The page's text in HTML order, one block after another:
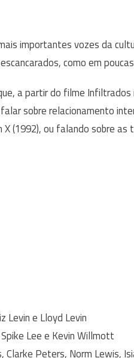
importantes vozes da
como em
a partir do filme Infiltrados
sobre relacionamento
(1992), ou falando sobre as
Levin e Lloyd Levin
Lee e Kevin Willmott
Clarke Peters, Norm Lewis,